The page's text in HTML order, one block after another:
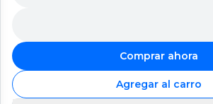
Comprar ahora
Agregar al carro